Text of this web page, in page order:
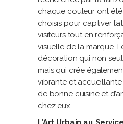
chaque couleur ont
choisis pour captiver
visiteurs tout en
visuelle de la marque.
décoration qui non
mais qui crée
vibrante et
de bonne cuisine et
chez eux.